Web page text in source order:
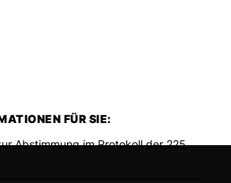
FÜR SIE:
Abstimmung im Protokoll der 225.